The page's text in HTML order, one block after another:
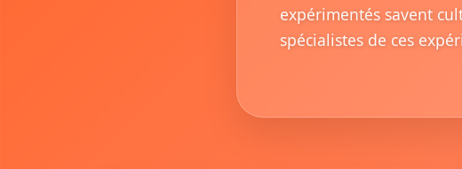
expérimentés savent
spécialistes de ces